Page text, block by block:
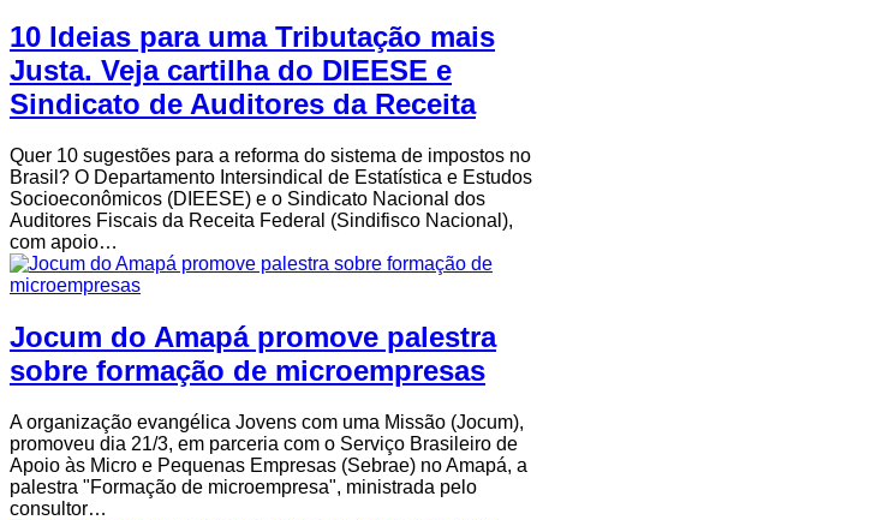
10 Ideias para uma Tributação mais
Justa. Veja cartilha do DIEESE e
Sindicato de Auditores da Receita
Quer 10 sugestões para a reforma do sistema de impostos no
Brasil? O Departamento Intersindical de Estatística e Estudos
Socioeconômicos (DIEESE) e o Sindicato Nacional dos
Auditores Fiscais da Receita Federal (Sindifisco Nacional),
com apoio…
Jocum do Amapá promove palestra
sobre formação de microempresas
A organização evangélica Jovens com uma Missão (Jocum),
promoveu dia 21/3, em parceria com o Serviço Brasileiro de
Apoio às Micro e Pequenas Empresas (Sebrae) no Amapá, a
palestra "Formação de microempresa", ministrada pelo
consultor…